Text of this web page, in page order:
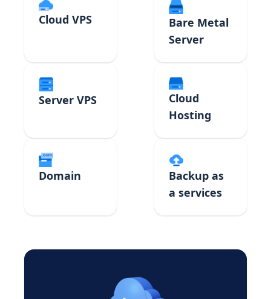
Cloud VPS
Bare Metal
Server
Server VPS
Cloud
Hosting
Domain
Backup as
a services